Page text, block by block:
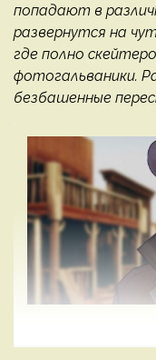
попадают в
развернутся на
где полно
фотогальваники.
безбашенные